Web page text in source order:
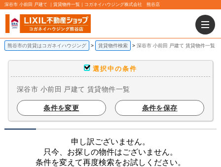
深谷市 小前田 戸建て ｜賃貸物件一覧｜コガネイハウジング株式会社 熊谷店
熊谷市の賃貸はコガネイハウジング 賃貸物件検索 深谷市 小前田 戸建て 賃貸物件一覧
選択中の条件
深谷市 小前田 戸建て 賃貸物件一覧
条件を変更 条件を保存
申し訳ございません。
只今、お探しの物件はございません。
条件を変えて再度検索をお試しください。